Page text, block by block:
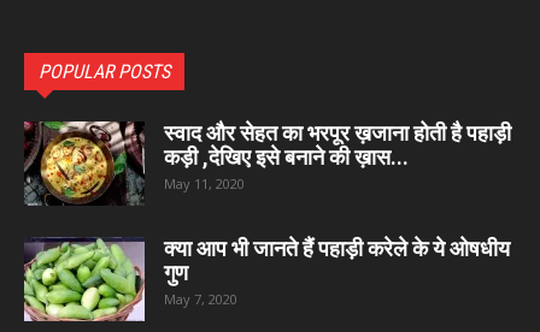
POPULAR POSTS
स्वाद और सेहत का भरपूर ख़जाना होती है पहाड़ी
कड़ी ,देखिए इसे बनाने की ख़ास...
May 11, 2020
क्या आप भी जानते हैं पहाड़ी करेले के ये ओषधीय
गुण
May 7, 2020